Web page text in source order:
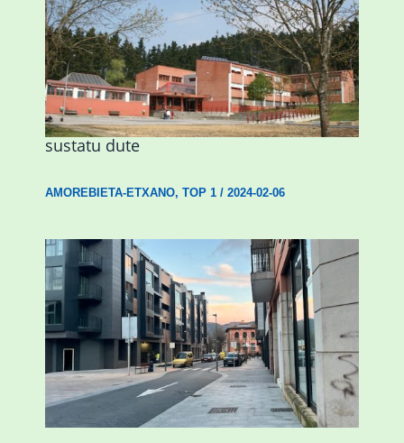
Amorebietak eta Eusko Jaurlaritzak
Urritxen institutu berri bat eraikitzea
sustatu dute
AMOREBIETA-ETXANO, TOP 1/ 2024-02-06
Udal etxebizitza tasatuei buruzko lehen
ordenantza izango du Durangok